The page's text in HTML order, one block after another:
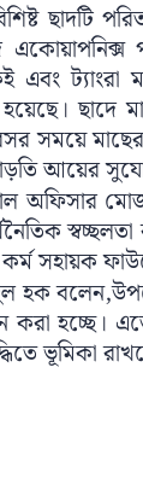
ছাদটি
ট্যাংরা
ছাদে
সময়ে
আয়ের
সহায়ক
হক
করা হচ্ছে।
ভূমিকা